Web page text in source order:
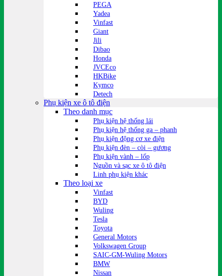
PEGA
Yadea
Vinfast
Giant
Jili
Dibao
Honda
JVCEco
HKBike
Kymco
Detech
Phụ kiện xe ô tô điện
Theo danh mục
Phụ kiện hệ thống lái
Phụ kiện hệ thống ga – phanh
Phụ kiện động cơ xe điện
Phụ kiện đèn – còi – gương
Phụ kiện vành – lốp
Nguồn và sạc xe ô tô điện
Linh phụ kiện khác
Theo loại xe
Vinfast
BYD
Wuling
Tesla
Toyota
General Motors
Volkswagen Group
SAIC-GM-Wuling Motors
BMW
Nissan